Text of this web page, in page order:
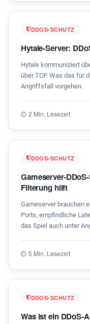
DDOS-SCHUTZ
Hytale-Server:
Hytale kommuniziert
über TCP. Was das für
Angriffsfall vorgehen.
2 Min. Lesezeit
DDOS-SCHUTZ
Gameserver-
Filterung hilft
Gameserver brauchen
Ports, empfindliche
das Spiel auch unter
5 Min. Lesezeit
DDOS-SCHUTZ
Was ist ein DDoS-